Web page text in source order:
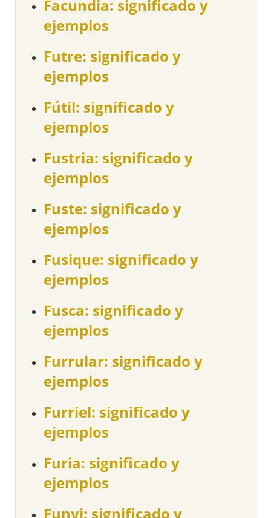
Facundia: significado y
ejemplos
Futre: significado y
ejemplos
Fútil: significado y
ejemplos
Fustria: significado y
ejemplos
Fuste: significado y
ejemplos
Fusique: significado y
ejemplos
Fusca: significado y
ejemplos
Furrular: significado y
ejemplos
Furriel: significado y
ejemplos
Furia: significado y
ejemplos
Funyi: significado y